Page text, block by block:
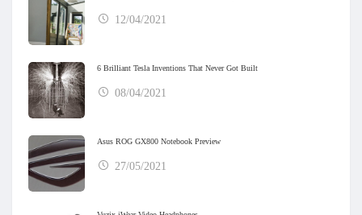
12/04/2021
6 Brilliant Tesla Inventions That Never Got Built
08/04/2021
Asus ROG GX800 Notebook Preview
27/05/2021